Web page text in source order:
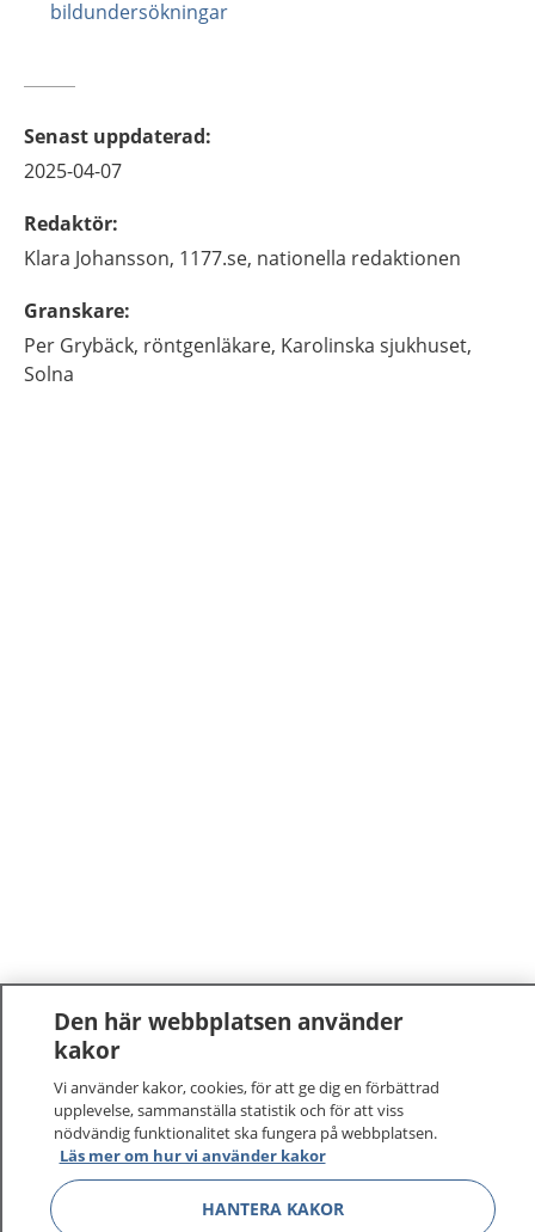
bildundersökningar
Senast uppdaterad:
2025-04-07
Redaktör:
Klara Johansson, 1177.se, nationella redaktionen
Granskare:
Per Grybäck, röntgenläkare, Karolinska sjukhuset,
Solna
1177 –tryggt om din hälsa och vård
På 1177.se får du råd om hälsa och information om
sjukdomar och vilka mottagningar du kan kontakta.
Logga in för att läsa din journal och göra dina
vårdärenden. Ring telefonnummer 1177 för
sjukvårdsrådgivning dygnet runt.
Den här webbplatsen använder
kakor
Vi använder kakor, cookies, för att ge dig en förbättrad
upplevelse, sammanställa statistik och för att viss
nödvändig funktionalitet ska fungera på webbplatsen.
Läs mer om hur vi använder kakor
HANTERA KAKOR